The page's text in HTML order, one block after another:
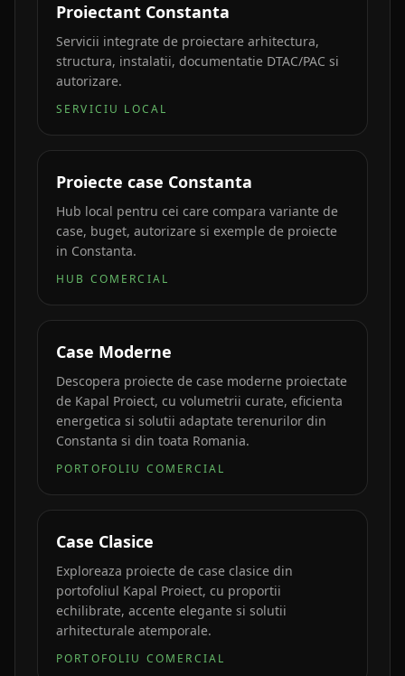
Proiectant Constanta
Servicii integrate de proiectare arhitectura,
structura, instalatii, documentatie DTAC/PAC si
autorizare.
SERVICIU LOCAL
Proiecte case Constanta
Hub local pentru cei care compara variante de
case, buget, autorizare si exemple de proiecte
in Constanta.
HUB COMERCIAL
Case Moderne
Descopera proiecte de case moderne proiectate
de Kapal Proiect, cu volumetrii curate, eficienta
energetica si solutii adaptate terenurilor din
Constanta si din toata Romania.
PORTOFOLIU COMERCIAL
Case Clasice
Exploreaza proiecte de case clasice din
portofoliul Kapal Proiect, cu proportii
echilibrate, accente elegante si solutii
arhitecturale atemporale.
PORTOFOLIU COMERCIAL